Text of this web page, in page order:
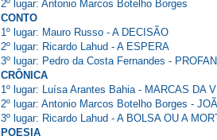
2º lugar: Antonio Marcos Botelho Borges
CONTO
1º lugar: Mauro Russo - A DECISÃO
2º lugar: Ricardo Lahud - A ESPERA
3º lugar: Pedro da Costa Fernandes -
CRÔNICA
1º lugar: Luísa Arantes Bahia - MARCAS DA
2º lugar: Antonio Marcos Botelho Borges -
3º lugar: Ricardo Lahud - A BOLSA OU A
POESIA